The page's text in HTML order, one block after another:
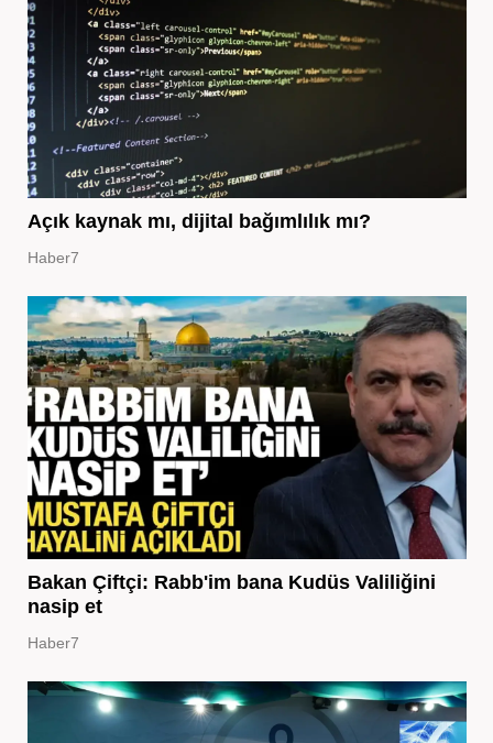
Açık kaynak mı, dijital bağımlılık mı?
Haber7
Bakan Çiftçi: Rabb'im bana Kudüs Valiliğini
nasip et
Haber7